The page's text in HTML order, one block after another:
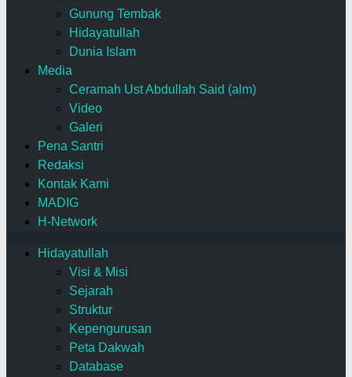
Gunung Tembak
Hidayatullah
Dunia Islam
Media
Ceramah Ust Abdullah Said (alm)
Video
Galeri
Pena Santri
Redaksi
Kontak Kami
MADIG
H-Network
Hidayatullah
Visi & Misi
Sejarah
Struktur
Kepengurusan
Peta Dakwah
Database